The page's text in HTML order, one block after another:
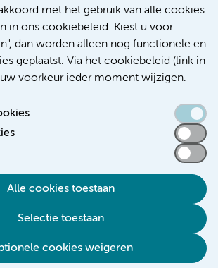
met het gebruik van alle cookies
in ons cookiebeleid. Kiest u voor
dan worden alleen nog functionele en
geplaatst. Via het cookiebeleid (link in
voorkeur ieder moment wijzigen.
Alle cookies toestaan
Selectie toestaan
cookies weigeren
Meer